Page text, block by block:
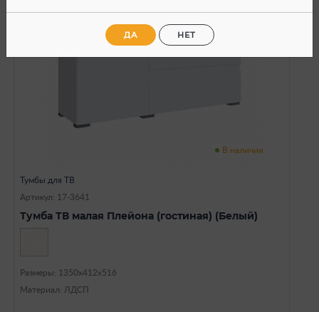
В наличии
Тумбы для ТВ
Артикул: 17-3641
Тумба ТВ малая Плейона (гостиная) (Белый)
Размеры: 1350х412х516
Материал: ЛДСП
ДА НЕТ